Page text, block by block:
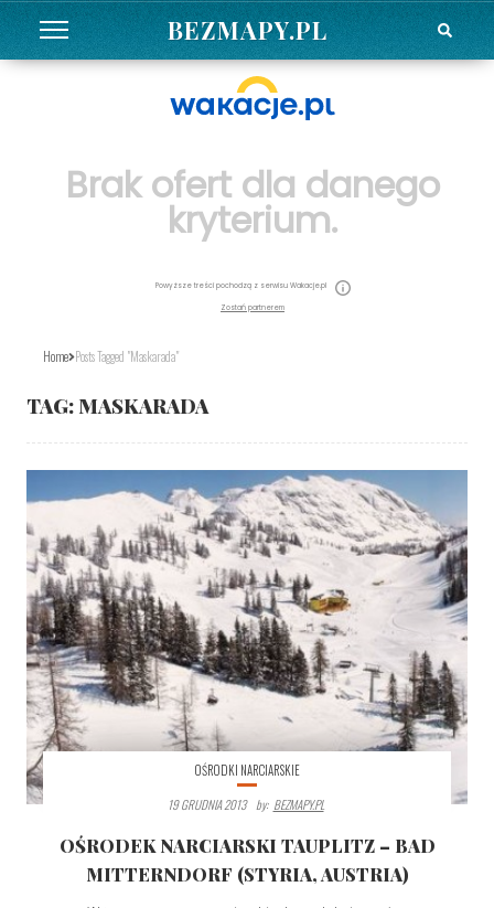
BEZMAPY.PL
Brak ofert dla danego
kryterium.
Powyższe treści pochodzą z serwisu Wakacje.pl
Zostań partnerem
Home Posts Tagged "maskarada"
TAG: MASKARADA
OŚRODKI NARCIARSKIE
19 GRUDNIA 2013
By: BEZMAPY.PL
OŚRODEK NARCIARSKI TAUPLITZ – BAD
MITTERNDORF (STYRIA, AUSTRIA)